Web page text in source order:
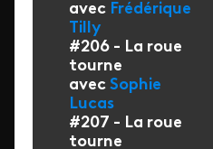
avec Frédérique
Tilly
#206 - La roue
tourne
avec Sophie
Lucas
#207 - La roue
tourne